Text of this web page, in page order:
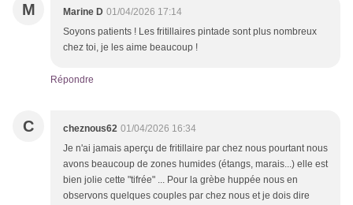
M Marine D 01/04/2026 17:14
Soyons patients ! Les fritillaires pintade sont plus nombreux
chez toi, je les aime beaucoup !
Répondre
C cheznous62 01/04/2026 16:34
Je n'ai jamais aperçu de fritillaire par chez nous pourtant nous
avons beaucoup de zones humides (étangs, marais...) elle est
bien jolie cette "tifrée" ... Pour la grèbe huppée nous en
observons quelques couples par chez nous et je dois dire